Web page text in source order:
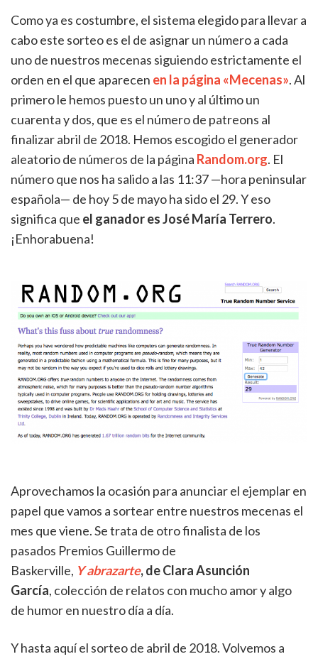
Como ya es costumbre, el sistema elegido para llevar a
cabo este sorteo es el de asignar un número a cada
uno de nuestros mecenas siguiendo estrictamente el
orden en el que aparecen en la página «Mecenas». Al
primero le hemos puesto un uno y al último un
cuarenta y dos, que es el número de patreons al
finalizar abril de 2018. Hemos escogido el generador
aleatorio de números de la página Random.org. El
número que nos ha salido a las 11:37 —hora peninsular
española— de hoy 5 de mayo ha sido el 29. Y eso
significa que el ganador es José María Terrero.
¡Enhorabuena!
Aprovechamos la ocasión para anunciar el ejemplar en
papel que vamos a sortear entre nuestros mecenas el
mes que viene. Se trata de otro finalista de los
pasados Premios Guillermo de
Baskerville, Y abrazarte, de Clara Asunción
García, colección de relatos con mucho amor y algo
de humor en nuestro día a día.
Y hasta aquí el sorteo de abril de 2018. Volvemos a